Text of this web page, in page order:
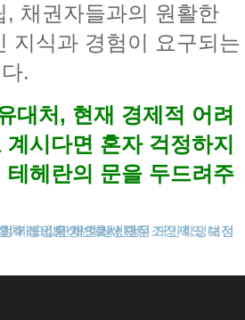
, 채권자들과의 원활한
지식과 경험이 요구되는
.
대처, 현재 경제적 어려
시다면 혼자 걱정하지
테헤란의 문을 두드려주
차 개인회생변호사 채무조정제도
회생비용 개인회생단점
카드값연체 회생신청